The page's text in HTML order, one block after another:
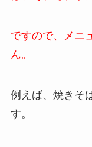
ですので、メニ
ん。
例えば、焼きそ
す。